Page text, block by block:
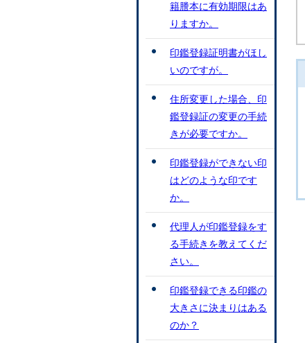
籍謄本に有効期限はあ
りますか。
印鑑登録証明書がほし
いのですが。
住所変更した場合、印
鑑登録証の変更の手続
きが必要ですか。
印鑑登録ができない印
はどのような印です
か。
代理人が印鑑登録をす
る手続きを教えてくだ
さい。
印鑑登録できる印鑑の
大きさに決まりはある
のか？